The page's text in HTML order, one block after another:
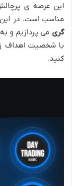
این عرصه ی
مناسب است. در
گری می پردازیم و
با شخصیت اهداف
کنید.